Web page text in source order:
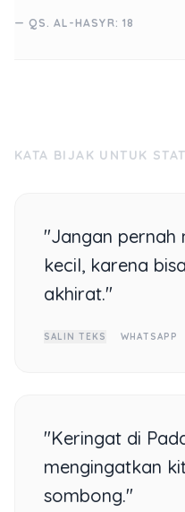
— QS. AL-HASYR: 18
KATA BIJAK UNTUK
"Jangan pernah
kecil, karena
akhirat."
SALIN TEKS WHATSAPP
"Keringat di
mengingatkan
sombong."